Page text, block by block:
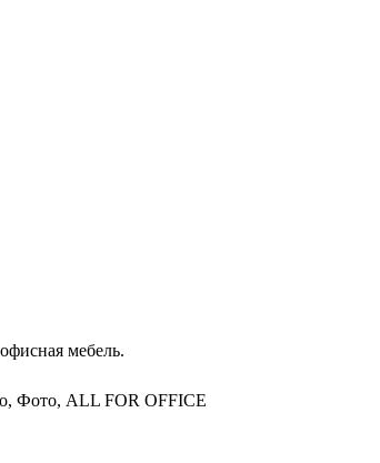
мебель.
Фото, ALL FOR OFFICE